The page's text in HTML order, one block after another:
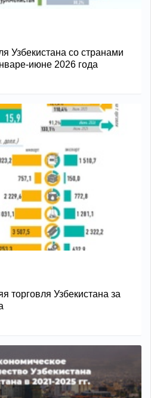
Узбекистана со странами
июне 2026 года
торговля Узбекистана за